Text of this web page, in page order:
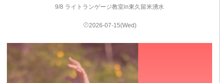
9/8 ライトランゲージ教室in東久留米湧水
2026-07-15(Wed)